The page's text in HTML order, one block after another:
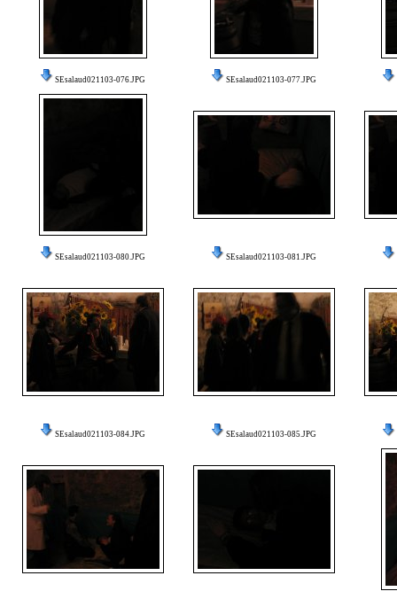
SEsalaud021103-076.JPG SEsalaud021103-077.JPG
SEsalaud021103-080.JPG SEsalaud021103-081.JPG
SEsalaud021103-084.JPG SEsalaud021103-085.JPG